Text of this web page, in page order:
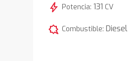
bolt Potencia:131 CV
comic_bubble Combustible:Diesel